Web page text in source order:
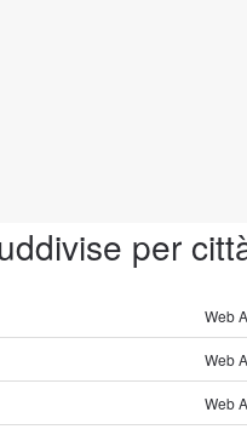
per
Web
Web
Web